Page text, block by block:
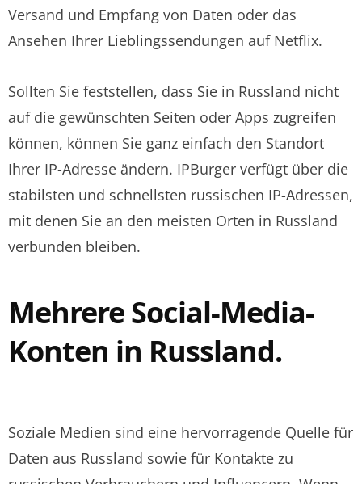
Versand und Empfang von Daten oder das
Ansehen Ihrer Lieblingssendungen auf Netflix.
Sollten Sie feststellen, dass Sie in Russland nicht
auf die gewünschten Seiten oder Apps zugreifen
können, können Sie ganz einfach den Standort
Ihrer IP-Adresse ändern. IPBurger verfügt über die
stabilsten und schnellsten russischen IP-Adressen,
mit denen Sie an den meisten Orten in Russland
verbunden bleiben.
Mehrere Social-Media-
Konten in Russland.
Soziale Medien sind eine hervorragende Quelle für
Daten aus Russland sowie für Kontakte zu